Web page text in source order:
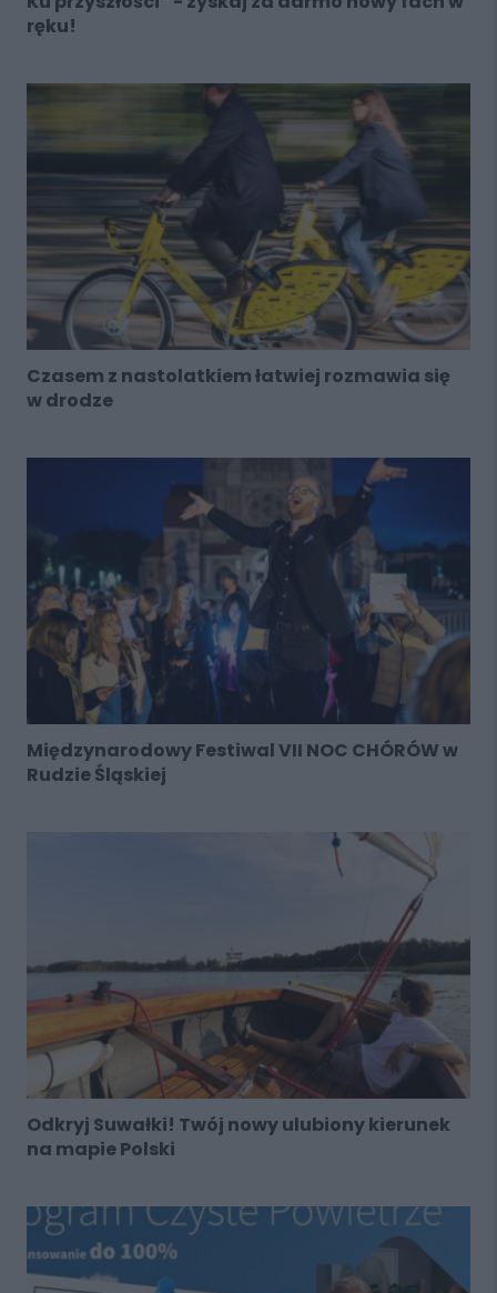
ręku!
Czasem z nastolatkiem łatwiej rozmawia się
w drodze
Międzynarodowy Festiwal VII NOC CHÓRÓW w
Rudzie Śląskiej
Odkryj Suwałki! Twój nowy ulubiony kierunek
na mapie Polski